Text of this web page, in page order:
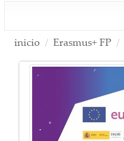
inicio Erasmus+ FP